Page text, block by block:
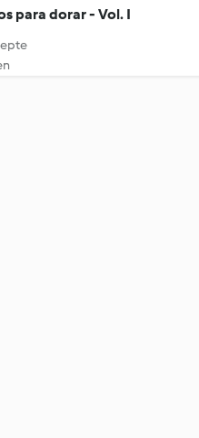
para dorar - Vol. I